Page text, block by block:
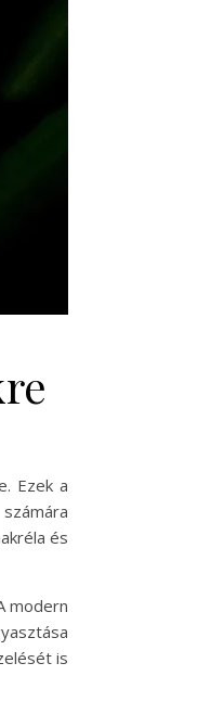
Ezek a
és
modern
is